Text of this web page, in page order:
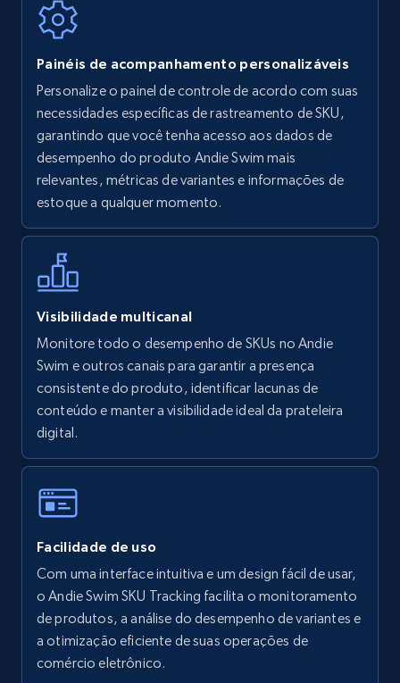
7.4K+
Walmart - products
URL, Final price, Sku, Currency, Gtin,
Specifications, Image urls, Top reviews, and
more.
using specific category URL
URL, Final price, Sku, Currency, Gtin,
Specifications, Image urls, Top reviews, and
more.
5.6K+
specific keywords
URL, Final price, Sku, Currency, Gtin,
Specifications, Image urls, Top reviews, and
more.
5.6K+ 875+
Painéis de acompanhamento personalizáveis
Personalize o painel de controle de acordo com suas
necessidades específicas de rastreamento de SKU,
garantindo que você tenha acesso aos dados de
desempenho do produto Andie Swim mais
relevantes, métricas de variantes e informações de
estoque a qualquer momento.
Visibilidade multicanal
Monitore todo o desempenho de SKUs no Andie
Swim e outros canais para garantir a presença
consistente do produto, identificar lacunas de
conteúdo e manter a visibilidade ideal da prateleira
digital.
Facilidade de uso
Com uma interface intuitiva e um design fácil de usar,
o Andie Swim SKU Tracking facilita o monitoramento
de produtos, a análise do desempenho de variantes e
a otimização eficiente de suas operações de
comércio eletrônico.